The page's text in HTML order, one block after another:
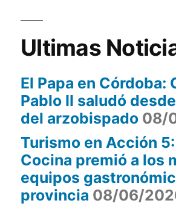
Sustentable
Ultimas
El Papa en Córdoba:
Pablo II saludó
del arzobispado 08/
Turismo en Acción
Cocina premió a los
equipos
provincia 08/06/